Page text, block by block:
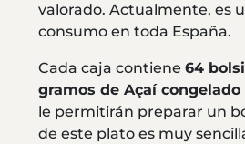
valorado. Actualmente, es
consumo en toda España.
Cada caja contiene 64
gramos de Açaí
le permitirán preparar un
de este plato es muy